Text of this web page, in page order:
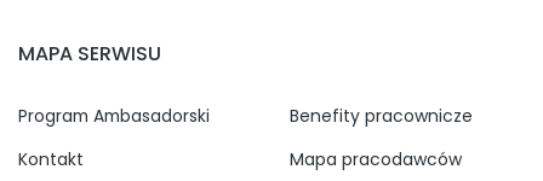
MAPA SERWISU
Program Ambasadorski
Kontakt
Benefity pracownicze
Mapa pracodawców